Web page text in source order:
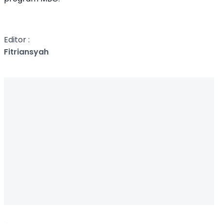
Editor :
Fitriansyah